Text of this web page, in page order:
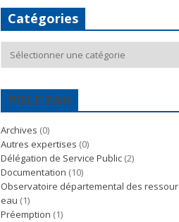
Catégories
POLE EAU
Archives (0)
Autres expertises (0)
Délégation de Service Public (2)
Documentation (10)
Observatoire départemental des
eau (1)
Préemption (1)